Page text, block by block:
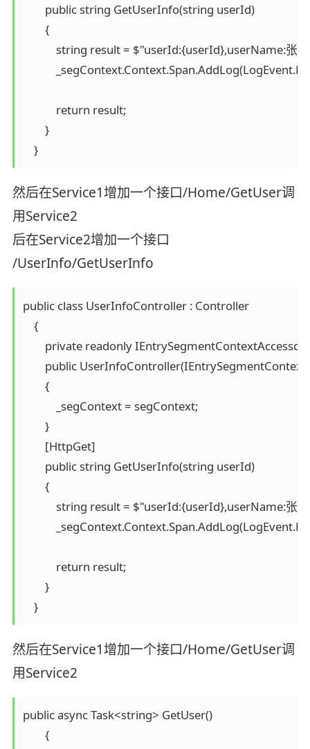
        public string GetUserInfo(string userId)
        {
string result = $"userId:{userId},userName:张三
            return result;
        }
    }
然后在Service1增加一个接口/Home/GetUser调
用Service2
后在Service2增加一个接口
/UserInfo/GetUserInfo
public class UserInfoController : Controller
    {
private readonly
public
        {
            _segContext = segContext;
        }
        [HttpGet]
        public string GetUserInfo(string userId)
        {
string result = $"userId:{userId},userName:张三
            return result;
        }
    }
然后在Service1增加一个接口/Home/GetUser调
用Service2
public async Task<string> GetUser()
        {